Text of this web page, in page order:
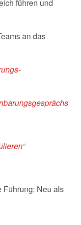
führen und
an das
Führung: Neu als